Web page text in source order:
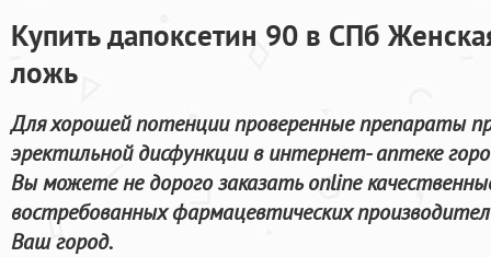
Купить дапоксетин 90 в СПб
ложь
Для хорошей потенции проверенные препараты
эректильной дисфункции в интернет- аптеке
Вы можете не дорого заказать online
востребованных фармацевтических
Ваш город.